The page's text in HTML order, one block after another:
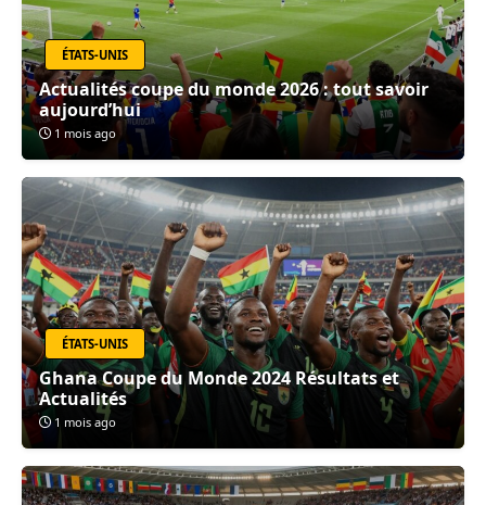
ÉTATS-UNIS
Actualités coupe du monde 2026 : tout savoir
aujourd’hui
1 mois ago
ÉTATS-UNIS
Ghana Coupe du Monde 2024 Résultats et
Actualités
1 mois ago